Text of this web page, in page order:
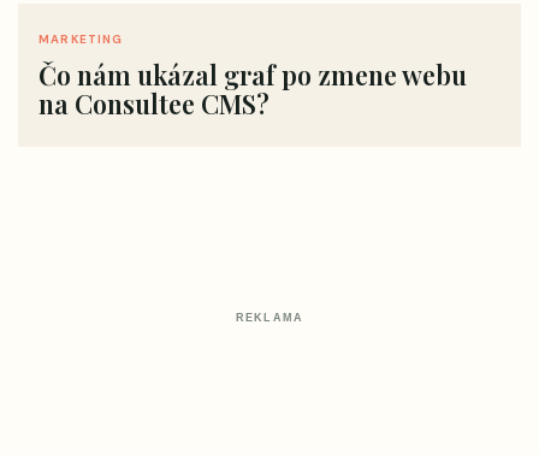
MARKETING
Čo nám ukázal graf po zmene webu
na Consultee CMS?
REKLAMA